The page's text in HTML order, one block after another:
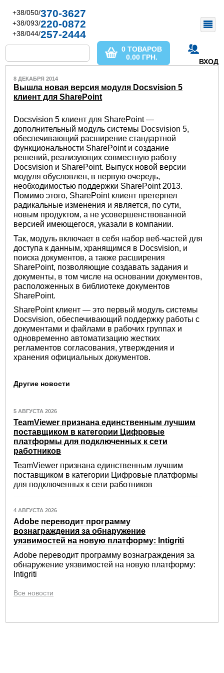
+38/050/370-3627
+38/093/220-0872
+38/044/257-2444
ВХОД
0 ТОВАРОВ
0.00 ГРН.
8 ДЕКАБРЯ 2014
Вышла новая версия модуля Docsvision 5
клиент для SharePoint
Docsvision 5 клиент для SharePoint —
дополнительный модуль системы Docsvision 5,
обеспечивающий расширение стандартной
функциональности SharePoint и создание
решений, реализующих совместную работу
Docsvision и SharePoint. Выпуск новой версии
модуля обусловлен, в первую очередь,
необходимостью поддержки SharePoint 2013.
Помимо этого, SharePoint клиент претерпел
радикальные изменения и является, по сути,
новым продуктом, а не усовершенствованной
версией имеющегося, указали в компании.
Так, модуль включает в себя набор веб-частей для
доступа к данным, хранящимся в Docsvision, и
поиска документов, а также расширения
SharePoint, позволяющие создавать задания и
документы, в том числе на основании документов,
расположенных в библиотеке документов
SharePoint.
SharePoint клиент — это первый модуль системы
Docsvision, обеспечивающий поддержку работы с
документами и файлами в рабочих группах и
одновременно автоматизацию жестких
регламентов согласования, утверждения и
хранения официальных документов.
Другие новости
5 АВГУСТА 2026
TeamViewer признана единственным лучшим
поставщиком в категории Цифровые
платформы для подключенных к сети
работников
TeamViewer признана единственным лучшим
поставщиком в категории Цифровые платформы
для подключенных к сети работников
4 АВГУСТА 2026
Adobe переводит программу
вознаграждения за обнаружение
уязвимостей на новую платформу: Intigriti
Adobe переводит программу вознаграждения за
обнаружение уязвимостей на новую платформу:
Intigriti
Все новости